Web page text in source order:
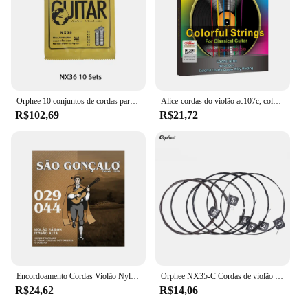
Orphee 10 conjuntos de cordas para violão clássico, nylon de alta qualidade + 3% poliéster, tensão normal/dura 028-043/028-045, atacado
R$102,69
Alice-cordas do violão ac107c, colorido, nylon, revestido, liga de cobre, normal Tensão, 028-043 polegadas
R$21,72
Encordoamento Cordas Violão Nylon Cristal Bolinha Pesada 029 São Gonçalo
R$24,62
Orphee NX35-C Cordas de violão clássico de nylon 6 peças conjunto completo de substituição (.028-.045) núcleo de nylon cor aço banhado a tensão dura
R$14,06